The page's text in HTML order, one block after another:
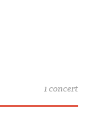
1 concert